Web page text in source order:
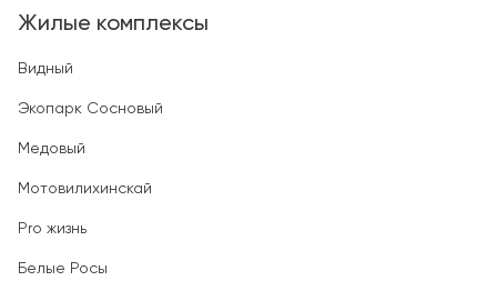
Жилые комплексы
Видный
Экопарк Сосновый
Медовый
Мотовилихинскай
Pro жизнь
Белые Росы